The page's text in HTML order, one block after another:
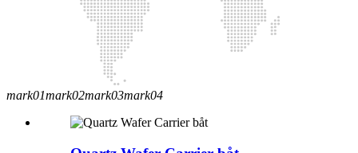
mark01mark02mark03mark04